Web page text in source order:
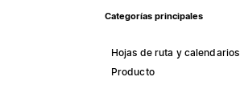
Categorías principales
Hojas de ruta y calendarios
Producto